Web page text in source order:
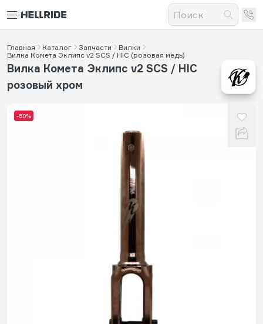
Главная Каталог Запчасти
Вилки
Вилка Комета Эклипс v2 SCS / HIC (розовая медь)
-50%
Вилка Комета Эклипс v2 SCS / HIC
розовый хром